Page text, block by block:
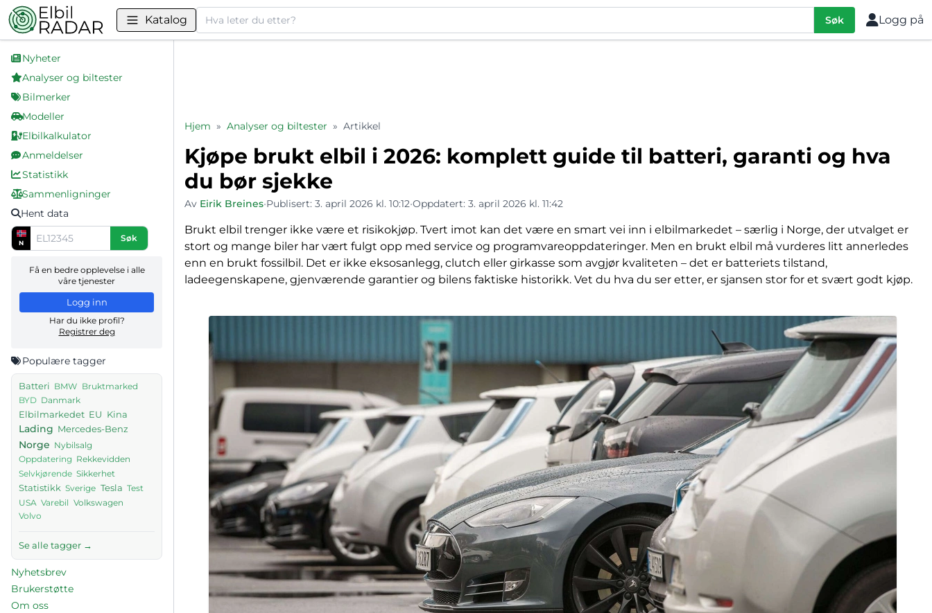
Katalog Søk Søk Logg på
Nyheter
Analyser og biltester
Bilmerker
Modeller
Elbilkalkulator
Anmeldelser
Statistikk
Sammenligninger
Hent data
N Søk
Få en bedre opplevelse i alle
våre tjenester
Logg inn
Har du ikke profil?
Registrer deg
Populære tagger
Batteri BMW Bruktmarked
BYD Danmark
Elbilmarkedet EU Kina
Lading Mercedes-Benz
Norge Nybilsalg
Oppdatering Rekkevidden
Selvkjørende Sikkerhet
Statistikk Sverige Tesla Test
USA Varebil Volkswagen
Volvo
Se alle tagger →
Nyhetsbrev
Brukerstøtte
Om oss
Hjem » Analyser og biltester » Artikkel
Kjøpe brukt elbil i 2026: komplett guide til batteri, garanti og hva
du bør sjekke
Av Eirik Breines•Publisert: 3. april 2026 kl. 10:12•Oppdatert: 3. april 2026 kl. 11:42
Brukt elbil trenger ikke være et risikokjøp. Tvert imot kan det være en smart vei inn i elbilmarkedet – særlig i Norge, der utvalget er
stort og mange biler har vært fulgt opp med service og programvareoppdateringer. Men en brukt elbil må vurderes litt annerledes
enn en brukt fossilbil. Det er ikke eksosanlegg, clutch eller girkasse som avgjør kvaliteten – det er batteriets tilstand,
ladeegenskapene, gjenværende garantier og bilens faktiske historikk. Vet du hva du ser etter, er sjansen stor for et svært godt kjøp.